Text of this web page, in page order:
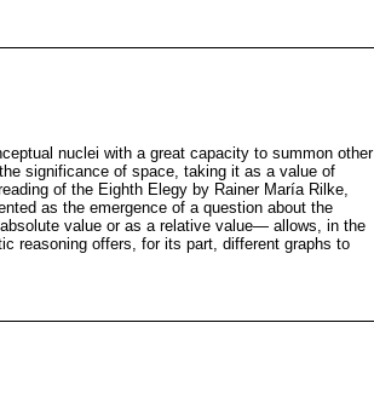
nuclei with a great capacity to summon other
significance of space, taking it as a value of
of the Eighth Elegy by Rainer María Rilke,
as the emergence of a question about the
value or as a relative value— allows, in the
reasoning offers, for its part, different graphs to